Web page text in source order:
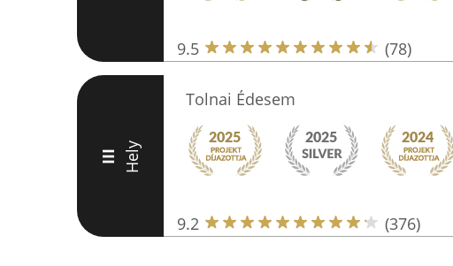
9.5 (78)
III Hely
Tolnai Édesem
9.2 (376)